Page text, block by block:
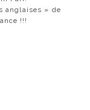
anglaises » de
!!!